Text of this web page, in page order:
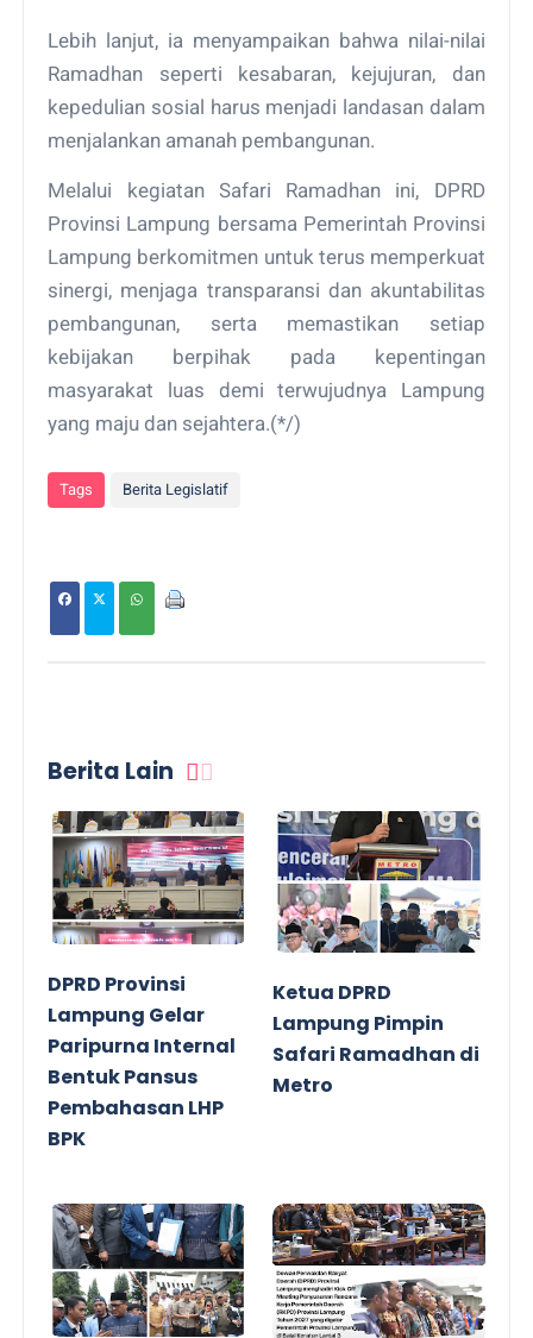
Lebih lanjut, ia menyampaikan bahwa nilai-nilai
Ramadhan seperti kesabaran, kejujuran, dan
kepedulian sosial harus menjadi landasan dalam
menjalankan amanah pembangunan.
Melalui kegiatan Safari Ramadhan ini, DPRD
Provinsi Lampung bersama Pemerintah Provinsi
Lampung berkomitmen untuk terus memperkuat
sinergi, menjaga transparansi dan akuntabilitas
pembangunan, serta memastikan setiap
kebijakan berpihak pada kepentingan
masyarakat luas demi terwujudnya Lampung
yang maju dan sejahtera.(*/)
Tags Berita Legislatif
Berita Lain
DPRD Provinsi
Lampung Gelar
Paripurna Internal
Bentuk Pansus
Pembahasan LHP
BPK
Ketua DPRD
Lampung Pimpin
Safari Ramadhan di
Metro